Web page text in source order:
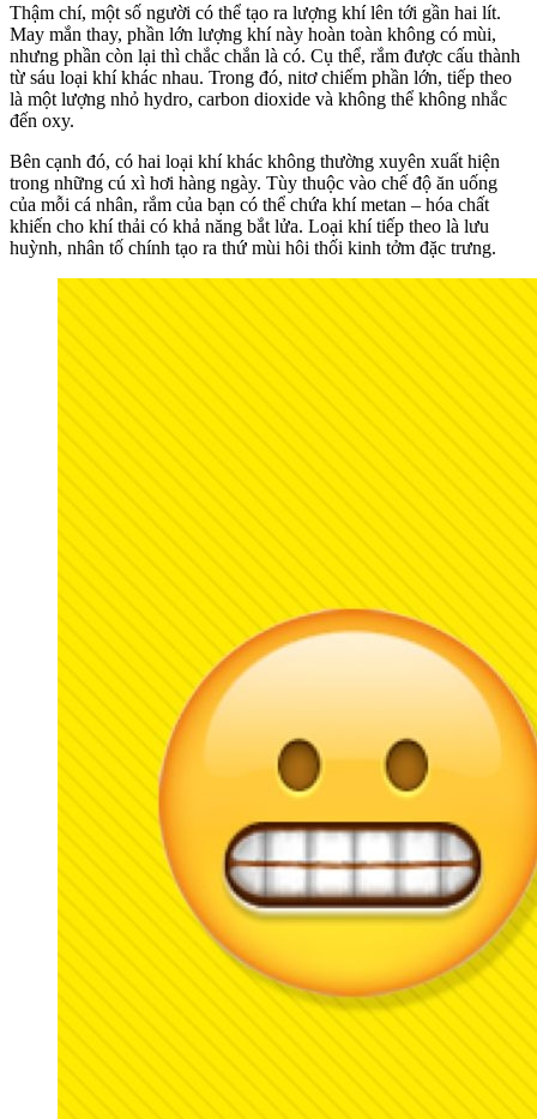
Thậm chí, một số người có thể tạo ra lượng khí lên tới gần hai lít.
May mắn thay, phần lớn lượng khí này hoàn toàn không có mùi,
nhưng phần còn lại thì chắc chắn là có. Cụ thể, rắm được cấu thành
từ sáu loại khí khác nhau. Trong đó, nitơ chiếm phần lớn, tiếp theo
là một lượng nhỏ hydro, carbon dioxide và không thể không nhắc
đến oxy.
Bên cạnh đó, có hai loại khí khác không thường xuyên xuất hiện
trong những cú xì hơi hàng ngày. Tùy thuộc vào chế độ ăn uống
của mỗi cá nhân, rắm của bạn có thể chứa khí metan – hóa chất
khiến cho khí thải có khả năng bắt lửa. Loại khí tiếp theo là lưu
huỳnh, nhân tố chính tạo ra thứ mùi hôi thối kinh tởm đặc trưng.